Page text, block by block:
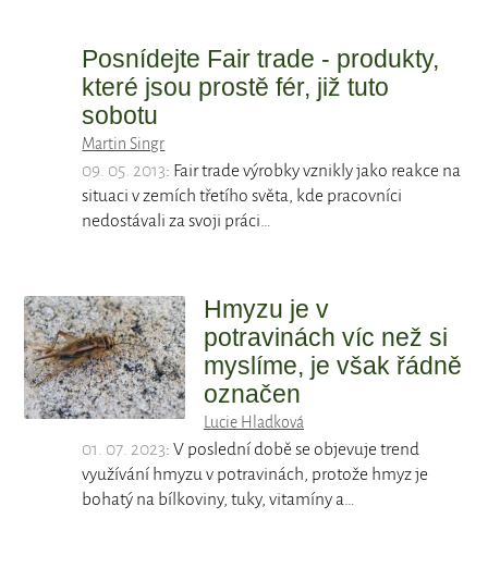
Posnídejte Fair trade - produkty,
které jsou prostě fér, již tuto
sobotu
Martin Singr
09. 05. 2013: Fair trade výrobky vznikly jako reakce na
situaci v zemích třetího světa, kde pracovníci
nedostávali za svoji práci…
Hmyzu je v
potravinách víc než si
myslíme, je však řádně
označen
Lucie Hladková
01. 07. 2023: V poslední době se objevuje trend
využívání hmyzu v potravinách, protože hmyz je
bohatý na bílkoviny, tuky, vitamíny a…